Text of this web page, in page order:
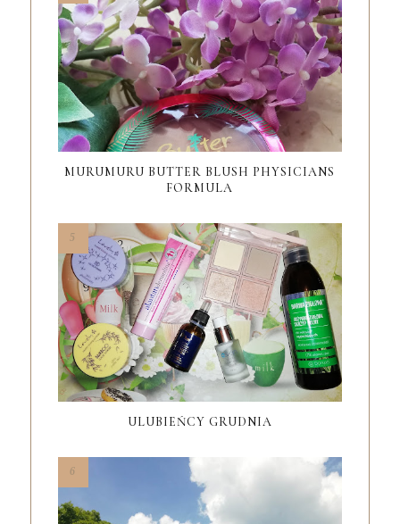
MURUMURU BUTTER BLUSH PHYSICIANS
FORMULA
ULUBIEŃCY GRUDNIA